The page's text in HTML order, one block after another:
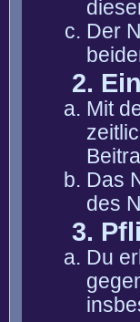
Der
2.
Mit
Das
des
3.
Du